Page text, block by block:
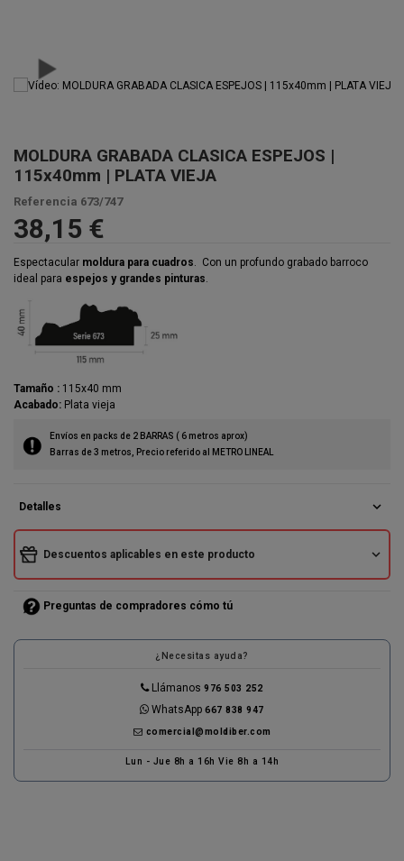
MOLDURA GRABADA CLASICA ESPEJOS |
115x40mm | PLATA VIEJA
Referencia 673/747
38,15 €
Espectacular moldura para cuadros. Con un profundo grabado barroco
ideal para espejos y grandes pinturas.
Tamaño : 115x40 mm
Acabado: Plata vieja
Envíos en packs de 2 BARRAS ( 6 metros aprox)
Barras de 3 metros, Precio referido al METRO LINEAL
Detalles expand_more
Descuentos aplicables en este producto expand_more
Preguntas de compradores cómo tú
¿Necesitas ayuda?
Llámanos976 503 252
WhatsApp667 838 947
comercial@moldiber.com
Lun - Jue 8h a 16h Vie 8h a 14h